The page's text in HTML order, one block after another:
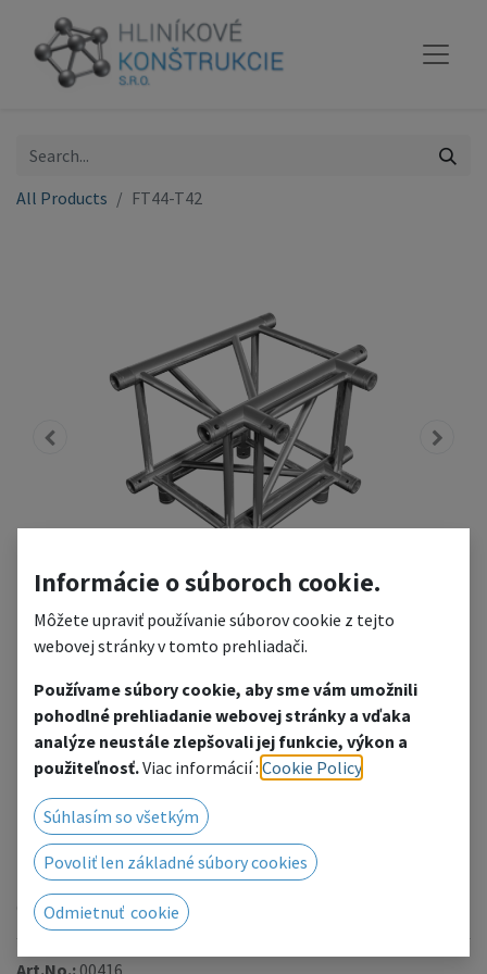
All Products FT44-T42
FT44-T42
4-way T-junction
Add to wishlist
We will be happy to prepare a price offer for you, click to
go to the contact form.
Or contact us by phone/email.
Art.No.: 00416
Informácie o súboroch cookie.
Môžete upraviť používanie súborov cookie z tejto
webovej stránky v tomto prehliadači.
Používame súbory cookie, aby sme vám umožnili
pohodlné prehliadanie webovej stránky a vďaka
analýze neustále zlepšovali jej funkcie, výkon a
použiteľnosť.Viac informácií : Cookie Policy
Súhlasím so všetkým
Povoliť len základné súbory cookies
Odmietnuť cookie